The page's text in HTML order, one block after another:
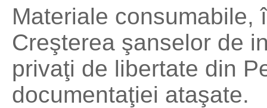
Materiale consumabile,
Creşterea şanselor de
privaţi de libertate din
documentaţiei ataşate.